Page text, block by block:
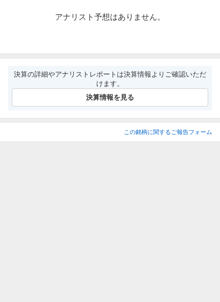
アナリスト予想はありません。
決算の詳細やアナリストレポートは決算情報よりご確認いただ
けます。
決算情報を見る
この銘柄に関するご報告フォーム